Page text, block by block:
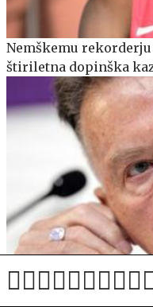
Nemškemu
štiriletna dopinška